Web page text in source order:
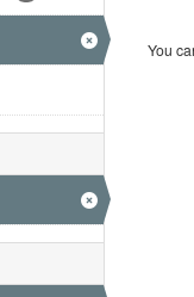
You